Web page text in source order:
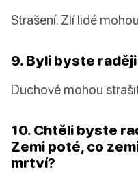
Strašení. Zlí lidé
9. Byli byste
Duchové mohou
10. Chtěli byste
Zemi poté, co
mrtví?